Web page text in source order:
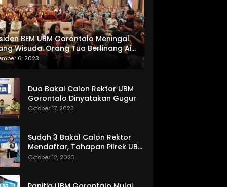
BEM UBM Gorontalo Meningal
Wisuda. Orang Tua Berlinang Air
Menerima SKL dan Pemasangan
6, 2023
Dua Bakal Calon Rektor UBM
Gorontalo Dinyatakan Gugur
Oktober 17, 2023
Sudah 3 Bakal Calon Rektor
Mendaftar, Tahapan Pilrek UBM
Gorontalo Makin Seru
Oktober 12, 2023